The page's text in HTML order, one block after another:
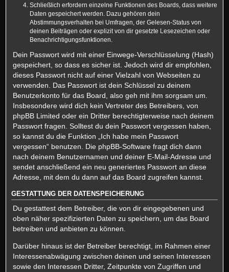
Schließlich erfordern einzelne Funktionen des Boards, dass weitere
Daten gespeichert werden. Dazu gehören dein
Abstimmungsverhalten bei Umfragen, der Gelesen-Status von
deinen Beiträgen oder explizit von dir gesetzte Lesezeichen oder
Benachrichtigungsfunktionen.
Dein Passwort wird mit einer Einwege-Verschlüsselung (Hash)
gespeichert, so dass es sicher ist. Jedoch wird dir empfohlen,
dieses Passwort nicht auf einer Vielzahl von Webseiten zu
verwenden. Das Passwort ist dein Schlüssel zu deinem
Benutzerkonto für das Board, also geh mit ihm sorgsam um.
Insbesondere wird dich kein Vertreter des Betreibers, von
phpBB Limited oder ein Dritter berechtigterweise nach deinem
Passwort fragen. Solltest du dein Passwort vergessen haben,
so kannst du die Funktion „Ich habe mein Passwort
vergessen“ benutzen. Die phpBB-Software fragt dich dann
nach deinem Benutzernamen und deiner E-Mail-Adresse und
sendet anschließend ein neu generiertes Passwort an diese
Adresse, mit dem du dann auf das Board zugreifen kannst.
GESTATTUNG DER DATENSPEICHERUNG
Du gestattest dem Betreiber, die von dir eingegebenen und
oben näher spezifizierten Daten zu speichern, um das Board
betreiben und anbieten zu können.
Darüber hinaus ist der Betreiber berechtigt, im Rahmen einer
Interessenabwägung zwischen deinen und seinen Interessen
sowie den Interessen Dritter, Zeitpunkte von Zugriffen und